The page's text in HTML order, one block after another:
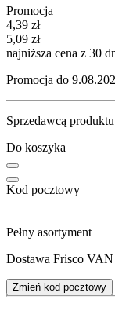
Promocja
Cena promocyjna
4,39 zł
5,09 zł
najniższa cena z 30
Promocja do
Sprzedawcą
Do koszyka
Kod pocztowy
Pełny asortyment
Dostawa Frisco VAN
Zmień kod pocztowy